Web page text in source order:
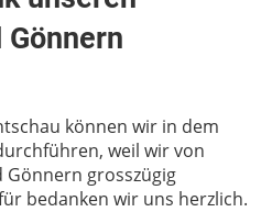
können wir in dem
weil wir von
grosszügig
bedanken wir uns herzlich.